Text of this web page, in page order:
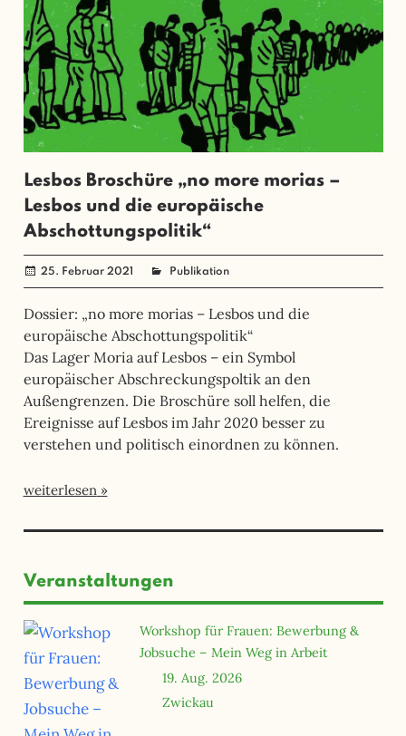
Lesbos Broschüre „no more morias –
Lesbos und die europäische
Abschottungspolitik“
25. Februar 2021 administrator
Publikation
Dossier: „no more morias – Lesbos und die
europäische Abschottungspolitik“
Das Lager Moria auf Lesbos – ein Symbol
europäischer Abschreckungspoltik an den
Außengrenzen. Die Broschüre soll helfen, die
Ereignisse auf Lesbos im Jahr 2020 besser zu
verstehen und politisch einordnen zu können.
weiterlesen
Veranstaltungen
Workshop für Frauen: Bewerbung &
Jobsuche – Mein Weg in Arbeit
19. Aug. 2026
Zwickau